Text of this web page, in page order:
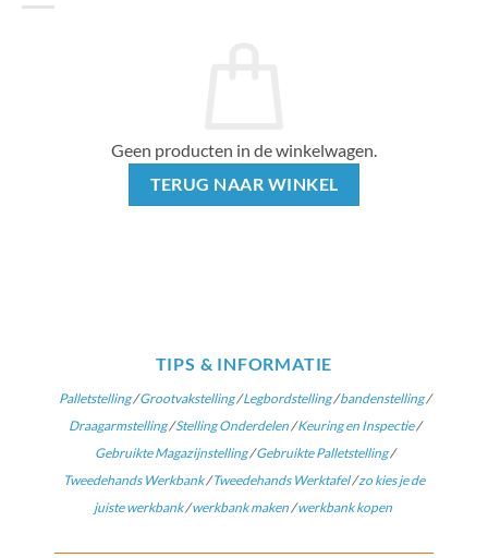
Geen producten in de winkelwagen.
TERUG NAAR WINKEL
TIPS & INFORMATIE
Palletstelling/Grootvakstelling/Legbordstelling/bandenstelling/
Draagarmstelling/Stelling Onderdelen/Keuring en Inspectie/
Gebruikte Magazijnstelling/Gebruikte Palletstelling/
Tweedehands Werkbank/Tweedehands Werktafel/zo kies je de
juiste werkbank/werkbank maken /werkbank kopen